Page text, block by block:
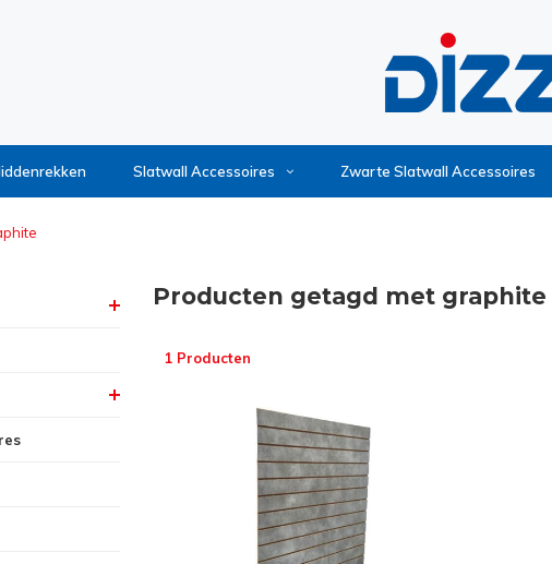
Slatwall Accessoires Zwarte Slatwall Accessoires
Producten getagd met graphite
1 Producten